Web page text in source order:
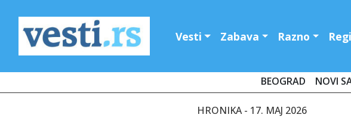
Vesti Zabava Razno
BEOGRAD NOVI
HRONIKA - 17. MAJ 2026